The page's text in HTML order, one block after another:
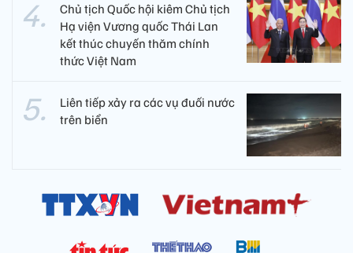
Chủ tịch Quốc hội kiêm Chủ tịch
Hạ viện Vương quốc Thái Lan
kết thúc chuyến thăm chính
thức Việt Nam
Liên tiếp xảy ra các vụ đuối nước
trên biển